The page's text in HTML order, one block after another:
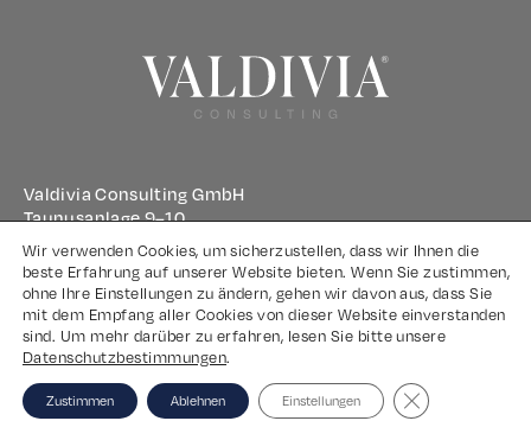
Valdivia Consulting GmbH
Taunusanlage 9–10
60329 Frankfurt am Main
Impressum
Datenschutz
Wir verwenden Cookies, um sicherzustellen, dass wir Ihnen die
beste Erfahrung auf unserer Website bieten. Wenn Sie zustimmen,
ohne Ihre Einstellungen zu ändern, gehen wir davon aus, dass Sie
mit dem Empfang aller Cookies von dieser Website einverstanden
sind. Um mehr darüber zu erfahren, lesen Sie bitte unsere
Datenschutzbestimmungen.
Zustimmen Ablehnen Einstellungen Close GDPR